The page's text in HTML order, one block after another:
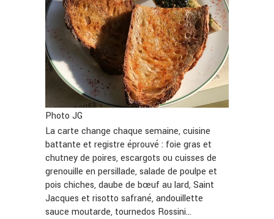
Photo JG
La carte change chaque semaine, cuisine
battante et registre éprouvé : foie gras et
chutney de poires, escargots ou cuisses de
grenouille en persillade, salade de poulpe et
pois chiches, daube de bœuf au lard, Saint
Jacques et risotto safrané, andouillette
sauce moutarde, tournedos Rossini…